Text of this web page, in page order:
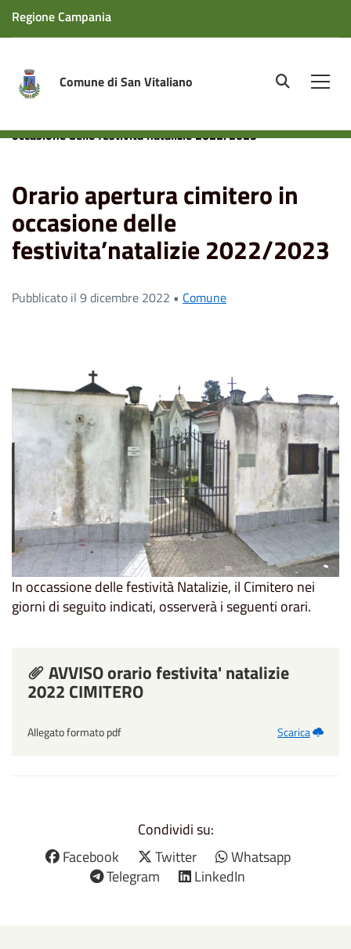
Regione Campania
Comune di San Vitaliano site.searc
occasione delle festivita’natalizie 2022/2023
Orario apertura cimitero in
occasione delle
festivita’natalizie 2022/2023
Pubblicato il 9 dicembre 2022 • Comune
In occassione delle festività Natalizie, il Cimitero nei
giorni di seguito indicati, osserverà i seguenti orari.
AVVISO orario festivita' natalizie
2022 CIMITERO
Allegato formato pdf Scarica
Condividi su:
Facebook
Twitter
Whatsapp
Telegram
LinkedIn